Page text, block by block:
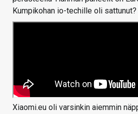
Kumpikohan io-techille oli sattunut?
Xiaomi.eu oli varsinkin aiemmin